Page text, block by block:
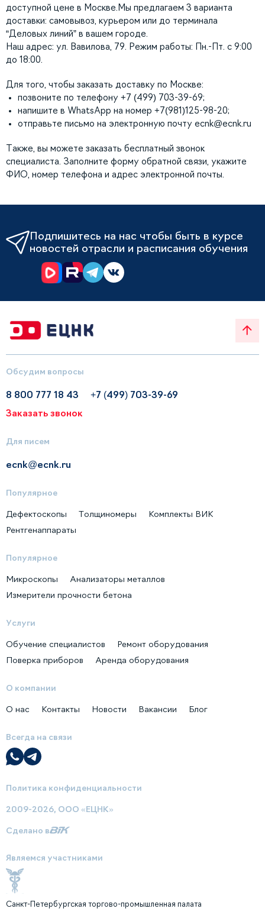
доступной цене в Москве.Мы предлагаем 3 варианта
доставки: самовывоз, курьером или до терминала
“Деловых линий” в вашем городе.
Наш адрес: ул. Вавилова, 79. Режим работы: Пн.-Пт. с 9:00
до 18:00.
Для того, чтобы заказать доставку по Москве:
позвоните по телефону +7 (499) 703-39-69;
напишите в WhatsApp на номер +7(981)125-98-20;
отправьте письмо на электронную почту ecnk@ecnk.ru
Также, вы можете заказать бесплатный звонок
специалиста. Заполните форму обратной связи, укажите
ФИО, номер телефона и адрес электронной почты.
Подпишитесь на нас чтобы быть в курсе
новостей отрасли и расписания обучения
Обсудим вопросы
8 800 777 18 43
+7 (499) 703-39-69
Заказать звонок
Для писем
ecnk@ecnk.ru
Популярное
Дефектоскопы Толщиномеры
Комплекты ВИК
Рентгенаппараты
Популярное
Микроскопы
Анализаторы металлов
Измерители прочности бетона
Услуги
Обучение специалистов
Ремонт оборудования
Поверка приборов
Аренда оборудования
О компании
О нас Контакты Новости Вакансии Блог
Всегда на связи
Политика конфиденциальности
2009-2026, ООО «ЕЦНК»
Сделано в
Являемся участниками
Санкт-Петербургская торгово-промышленная палата